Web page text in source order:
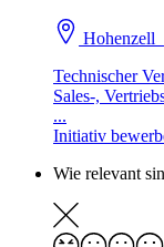
Hohenzell
Technischer
Sales-,
...
Initiativ
Wie relevant